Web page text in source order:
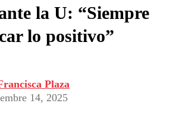
la U: “Siempre
lo positivo”
Plaza
14, 2025